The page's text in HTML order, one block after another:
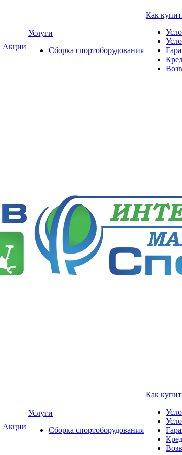
Акции
Услуги
Сборка спортоборудования
Как
Акции
Услуги
Сборка спортоборудования
Как